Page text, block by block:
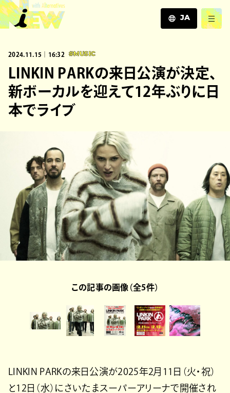
JA
ZH
2024.11.15｜16:32 #MUSIC
LINKIN PARKの来日公演が決定、
新ボーカルを迎えて12年ぶりに日
本でライブ
この記事の画像（全5件）
LINKIN PARKの来日公演が2025年2月11日（火・祝）
と12日（水）にさいたまスーパーアリーナで開催され